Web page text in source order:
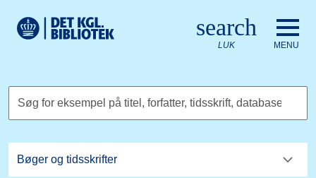
Det Kongelige Biblioteks logo. Gå til Det Kongelige
search
LUK MENU
Søg for eksempel på titel, forfatter, tidsskrift, database